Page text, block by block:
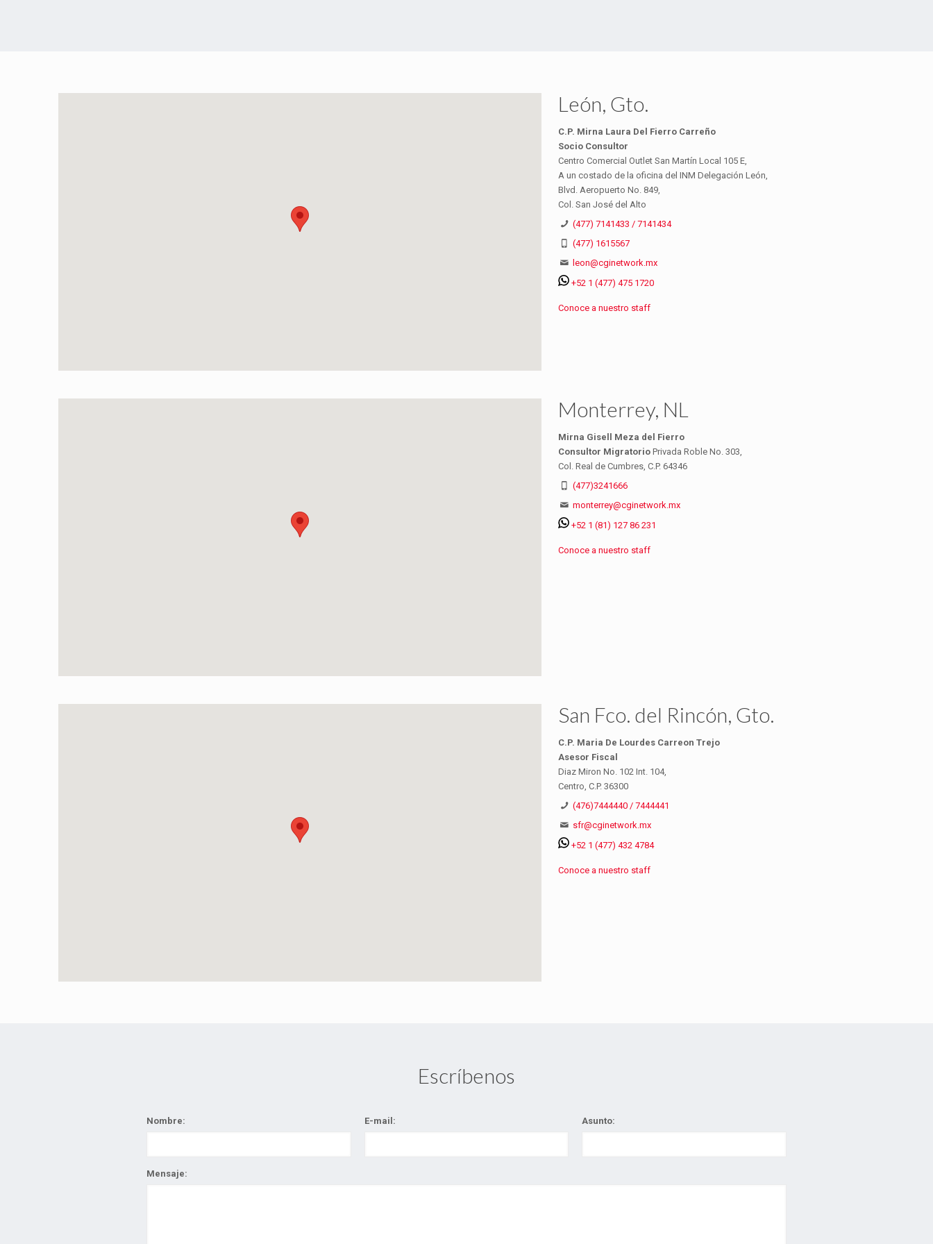
León, Gto.
C.P. Mirna Laura Del Fierro Carreño
Socio Consultor
Centro Comercial Outlet San Martín Local 105 E,
A un costado de la oficina del INM Delegación León,
Blvd. Aeropuerto No. 849,
Col. San José del Alto
(477) 7141433 / 7141434
(477) 1615567
leon@cginetwork.mx
+52 1 (477) 475 1720
Conoce a nuestro staff
Monterrey, NL
Mirna Gisell Meza del Fierro
Consultor Migratorio Privada Roble No. 303,
Col. Real de Cumbres, C.P. 64346
(477)3241666
monterrey@cginetwork.mx
+52 1 (81) 127 86 231
Conoce a nuestro staff
San Fco. del Rincón, Gto.
C.P. Maria De Lourdes Carreon Trejo
Asesor Fiscal
Diaz Miron No. 102 Int. 104,
Centro, C.P. 36300
(476)7444440 / 7444441
sfr@cginetwork.mx
+52 1 (477) 432 4784
Conoce a nuestro staff
Escríbenos
Nombre: E-mail: Asunto:
Mensaje: